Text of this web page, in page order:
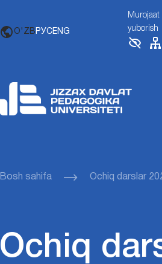
O'ZB РУСENG
Murojaat
yuborish
Bosh sahifa Ochiq darslar
Ochiq